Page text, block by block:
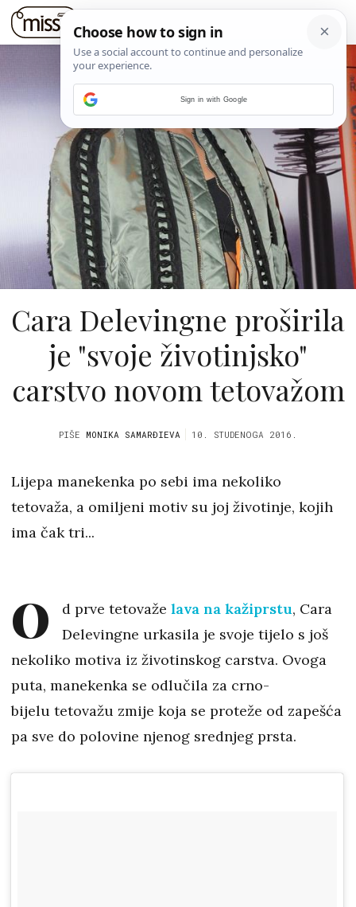
Cara Delevingne proširila
je "svoje životinjsko"
carstvo novom tetovažom
PIŠE MONIKA SAMARĐIEVA 10. STUDENOGA 2016.
Lijepa manekenka po sebi ima nekoliko
tetovaža, a omiljeni motiv su joj životinje, kojih
ima čak tri...
O d prve tetovaže lava na kažiprstu, Cara
Delevingne urkasila je svoje tijelo s još
nekoliko motiva iz životinskog carstva. Ovoga
puta, manekenka se odlučila za crno-
bijelu tetovažu zmije koja se proteže od zapešća
pa sve do polovine njenog srednjeg prsta.
Sign in with Google